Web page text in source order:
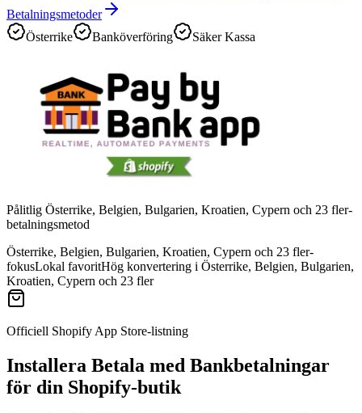
Betalningsmetoder
Österrike
Banköverföring Säker Kassa
Pålitlig Österrike, Belgien, Bulgarien, Kroatien, Cypern och 23 fler-
betalningsmetod
Österrike, Belgien, Bulgarien, Kroatien, Cypern och 23 fler-
fokusLokal favoritHög konvertering i Österrike, Belgien, Bulgarien,
Kroatien, Cypern och 23 fler
Officiell Shopify App Store-listning
Installera Betala med Bankbetalningar
för din Shopify-butik